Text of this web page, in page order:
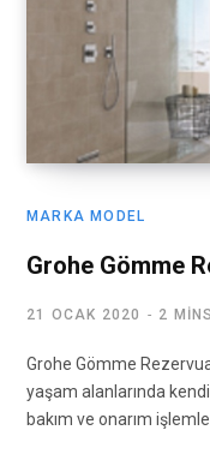
MARKA MODEL
Grohe Gömme
21 OCAK 2020 2
Grohe Gömme
yaşam alanlarında
bakım ve onarım